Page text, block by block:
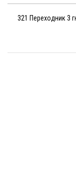
321 Переходник 3